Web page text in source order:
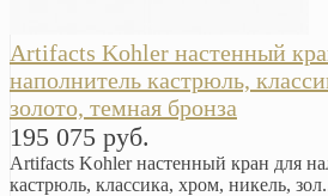
Artifacts Kohler настенный
наполнитель кастрюль,
золото, темная бронза
195 075 руб.
Artifacts Kohler настенный кран для
кастрюль, классика, хром, никель,